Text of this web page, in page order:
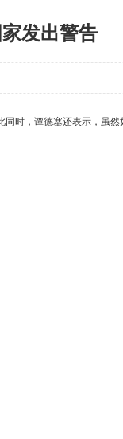
发出警告
时，谭德塞还表示，虽